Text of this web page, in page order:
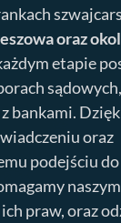
oraz
etapie
bankami.
oraz
podejściu
praw, oraz